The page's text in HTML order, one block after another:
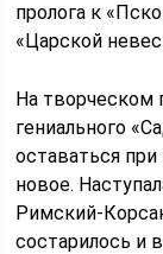
пролога к
«Царской
На творческом
гениального
оставаться
новое.
Римский-
состарилось и